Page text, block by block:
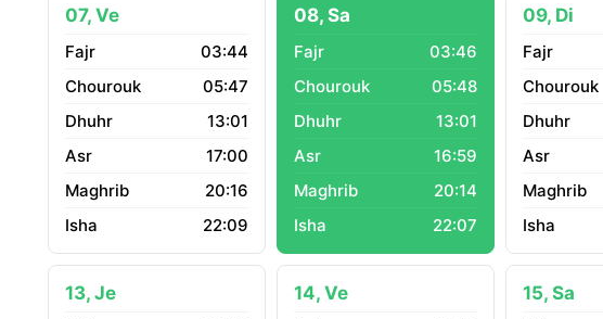
07, Ve
03:44
05:47
13:01
17:00
20:16
22:09
08, Sa
03:46
05:48
13:01
16:59
20:14
22:07
09, Di
13, Je 14, Ve 15, Sa